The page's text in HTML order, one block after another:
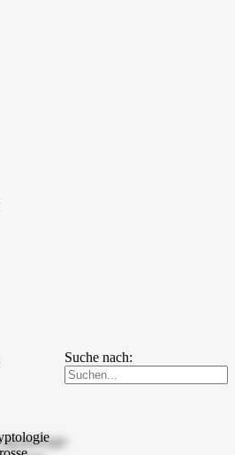
Suche nach: